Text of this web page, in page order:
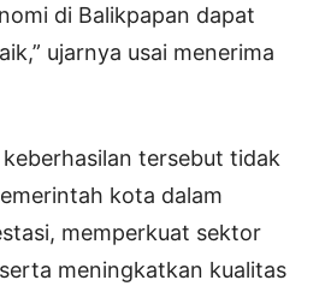
di Balikpapan dapat
ujarnya usai menerima
tersebut tidak
kota dalam
memperkuat sektor
meningkatkan kualitas